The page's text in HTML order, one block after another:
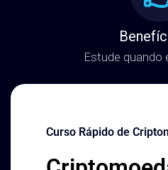
Estude quando
Curso Rápido de